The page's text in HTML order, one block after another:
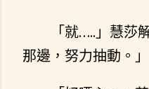
「就…..」慧莎
那邊，努力抽動。」